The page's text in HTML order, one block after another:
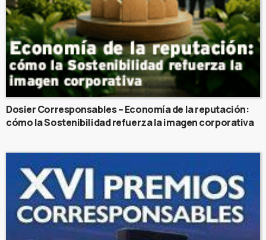
Dosier Corresponsables – Economía de la reputación:
cómo la Sostenibilidad refuerza la imagen corporativa